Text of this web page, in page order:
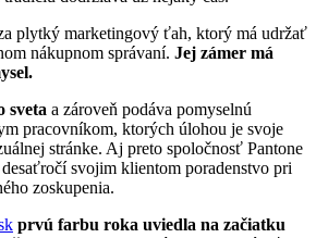
plytký marketingový ťah, ktorý má udržať
nákupnom správaní. Jej zámer má
sveta a zároveň podáva pomyselnú
pracovníkom, ktorých úlohou je svoje
stránke. Aj preto spoločnosť Pantone
svojim klientom poradenstvo pri
zoskupenia.
prvú farbu roka uviedla na začiatku